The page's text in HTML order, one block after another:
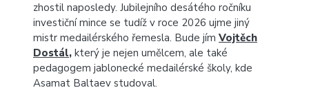
zhostil naposledy. Jubilejního desátého ročníku
investiční mince se tudíž v roce 2026 ujme jiný
mistr medailérského řemesla. Bude jím Vojtěch
Dostál, který je nejen umělcem, ale také
pedagogem jablonecké medailérské školy, kde
Asamat Baltaev studoval.